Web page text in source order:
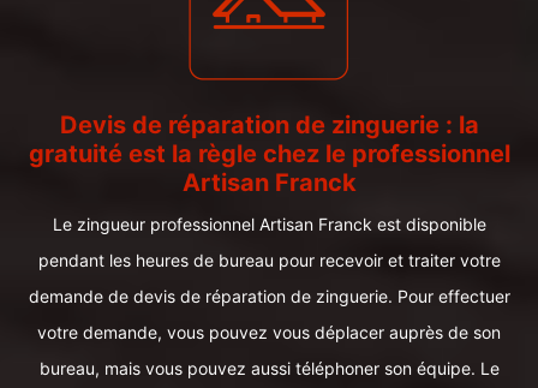
Devis de réparation de zinguerie : la
gratuité est la règle chez le professionnel
Artisan Franck
Le zingueur professionnel Artisan Franck est disponible
pendant les heures de bureau pour recevoir et traiter votre
demande de devis de réparation de zinguerie. Pour effectuer
votre demande, vous pouvez vous déplacer auprès de son
bureau, mais vous pouvez aussi téléphoner son équipe. Le